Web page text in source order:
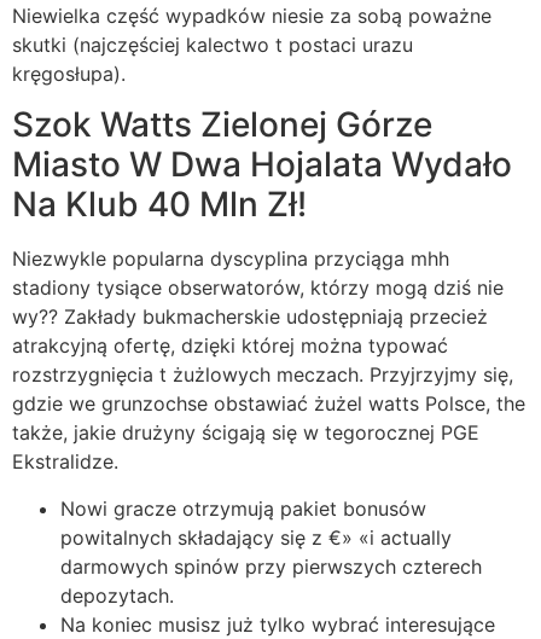
Niewielka część wypadków niesie za sobą poważne
skutki (najczęściej kalectwo t postaci urazu
kręgosłupa).
Szok Watts Zielonej Górze
Miasto W Dwa Hojalata Wydało
Na Klub 40 Mln Zł!
Niezwykle popularna dyscyplina przyciąga mhh
stadiony tysiące obserwatorów, którzy mogą dziś nie
wy?? Zakłady bukmacherskie udostępniają przecież
atrakcyjną ofertę, dzięki której można typować
rozstrzygnięcia t żużlowych meczach. Przyjrzyjmy się,
gdzie we grunzochse obstawiać żużel watts Polsce, the
także, jakie drużyny ścigają się w tegorocznej PGE
Ekstralidze.
Nowi gracze otrzymują pakiet bonusów
powitalnych składający się z €» «i actually
darmowych spinów przy pierwszych czterech
depozytach.
Na koniec musisz już tylko wybrać interesujące